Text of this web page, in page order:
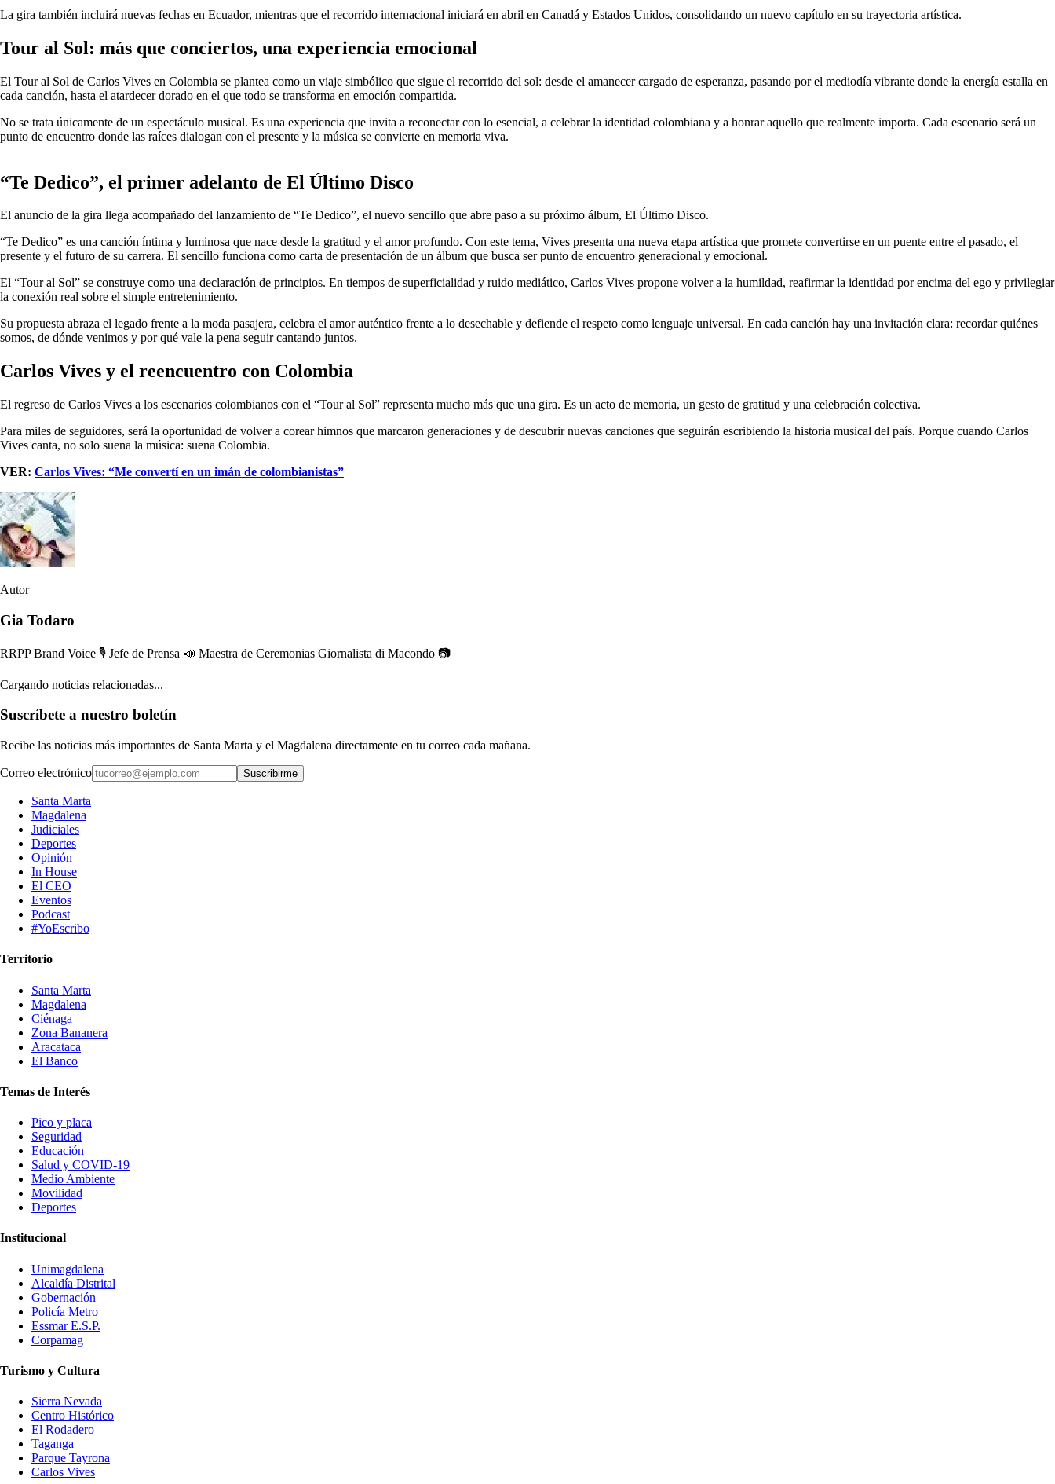
La gira también incluirá nuevas fechas en Ecuador, mientras que el recorrido internacional iniciará en abril en Canadá y Estados Unidos, consolidando un nuevo capítulo en su trayectoria artística.
Tour al Sol: más que conciertos, una experiencia emocional
El Tour al Sol de Carlos Vives en Colombia se plantea como un viaje simbólico que sigue el recorrido del sol: desde el amanecer cargado de esperanza, pasando por el mediodía vibrante donde la energía estalla en
cada canción, hasta el atardecer dorado en el que todo se transforma en emoción compartida.
No se trata únicamente de un espectáculo musical. Es una experiencia que invita a reconectar con lo esencial, a celebrar la identidad colombiana y a honrar aquello que realmente importa. Cada escenario será un
punto de encuentro donde las raíces dialogan con el presente y la música se convierte en memoria viva.
“Te Dedico”, el primer adelanto de El Último Disco
El anuncio de la gira llega acompañado del lanzamiento de “Te Dedico”, el nuevo sencillo que abre paso a su próximo álbum, El Último Disco.
“Te Dedico” es una canción íntima y luminosa que nace desde la gratitud y el amor profundo. Con este tema, Vives presenta una nueva etapa artística que promete convertirse en un puente entre el pasado, el
presente y el futuro de su carrera. El sencillo funciona como carta de presentación de un álbum que busca ser punto de encuentro generacional y emocional.
El “Tour al Sol” se construye como una declaración de principios. En tiempos de superficialidad y ruido mediático, Carlos Vives propone volver a la humildad, reafirmar la identidad por encima del ego y privilegiar
la conexión real sobre el simple entretenimiento.
Su propuesta abraza el legado frente a la moda pasajera, celebra el amor auténtico frente a lo desechable y defiende el respeto como lenguaje universal. En cada canción hay una invitación clara: recordar quiénes
somos, de dónde venimos y por qué vale la pena seguir cantando juntos.
Carlos Vives y el reencuentro con Colombia
El regreso de Carlos Vives a los escenarios colombianos con el “Tour al Sol” representa mucho más que una gira. Es un acto de memoria, un gesto de gratitud y una celebración colectiva.
Para miles de seguidores, será la oportunidad de volver a corear himnos que marcaron generaciones y de descubrir nuevas canciones que seguirán escribiendo la historia musical del país. Porque cuando Carlos
Vives canta, no solo suena la música: suena Colombia.
VER: Carlos Vives: “Me convertí en un imán de colombianistas”
Autor
Gia Todaro
RRPP Brand Voice 🎙 Jefe de Prensa 📣 Maestra de Ceremonias Giornalista di Macondo 📷
Cargando noticias relacionadas...
Suscríbete a nuestro boletín
Recibe las noticias más importantes de Santa Marta y el Magdalena directamente en tu correo cada mañana.
Correo electrónico Suscribirme
Santa Marta
Magdalena
Judiciales
Deportes
Opinión
In House
El CEO
Eventos
Podcast
#YoEscribo
Territorio
Santa Marta
Magdalena
Ciénaga
Zona Bananera
Aracataca
El Banco
Temas de Interés
Pico y placa
Seguridad
Educación
Salud y COVID-19
Medio Ambiente
Movilidad
Deportes
Institucional
Unimagdalena
Alcaldía Distrital
Gobernación
Policía Metro
Essmar E.S.P.
Corpamag
Turismo y Cultura
Sierra Nevada
Centro Histórico
El Rodadero
Taganga
Parque Tayrona
Carlos Vives